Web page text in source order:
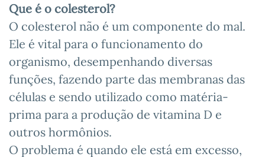
Que é o colesterol?
O colesterol não é um componente do mal.
Ele é vital para o funcionamento do
organismo, desempenhando diversas
funções, fazendo parte das membranas das
células e sendo utilizado como matéria-
prima para a produção de vitamina D e
outros hormônios.
O problema é quando ele está em excesso,